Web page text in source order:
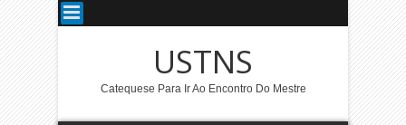
USTNS
Catequese Para Ir Ao Encontro Do Mestre